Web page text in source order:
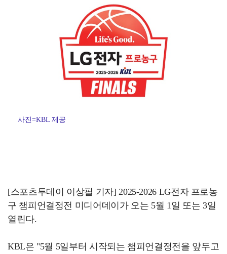
사진=KBL 제공
[스포츠투데이 이상필 기자] 2025-2026 LG전자 프로농
구 챔피언결정전 미디어데이가 오는 5월 1일 또는 3일
열린다.
KBL은 "5월 5일부터 시작되는 챔피언결정전을 앞두고